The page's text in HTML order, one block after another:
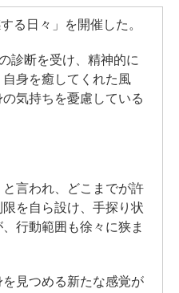
る日々」を開催した。
診断を受け、精神的に
身を癒してくれた風
気持ちを憂慮している
言われ、どこまでが許
を自ら設け、手探り状
行動範囲も徐々に狭ま
見つめる新たな感覚が